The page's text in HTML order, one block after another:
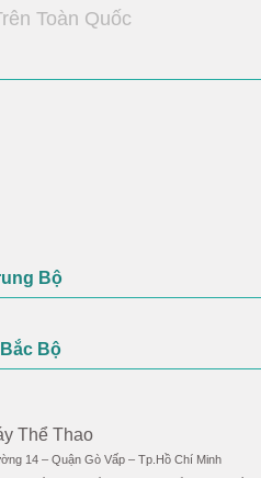
Toàn Quốc
Bộ
Bộ
Thể Thao
14 – Quận Gò Vấp – Tp.Hồ Chí Minh